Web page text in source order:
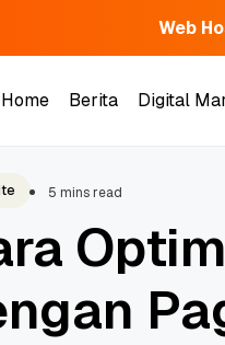
Web
Home
Berita
Digital
5 mins read